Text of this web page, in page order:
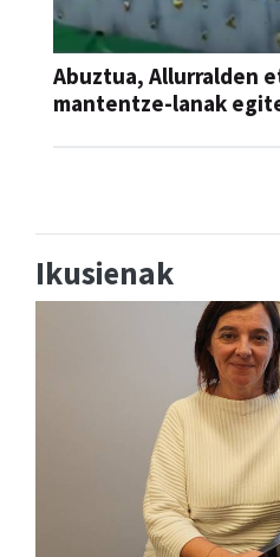
Abuztua, Allurralden
mantentze-lanak
Ikusienak